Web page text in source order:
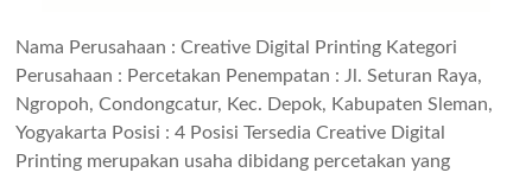
Nama Perusahaan : Creative Digital Printing Kategori
Perusahaan : Percetakan Penempatan : Jl. Seturan Raya,
Ngropoh, Condongcatur, Kec. Depok, Kabupaten Sleman,
Yogyakarta Posisi : 4 Posisi Tersedia Creative Digital
Printing merupakan usaha dibidang percetakan yang